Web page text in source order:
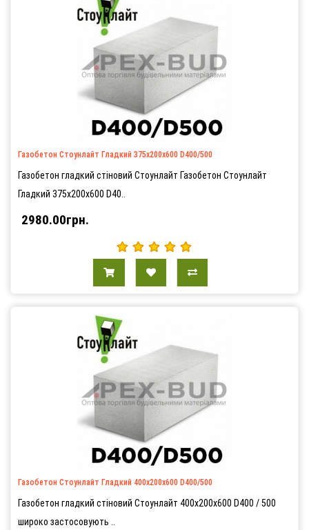
Газобетон Стоунлайт Гладкий 375х200х600 D400/500
Газобетон гладкий стіновий Стоунлайт Газобетон Стоунлайт
Гладкий 375х200х600 D40..
2980.00грн.
Газобетон Стоунлайт Гладкий 400х200х600 D400/500
Газобетон гладкий стіновий Стоунлайт 400х200х600 D400 / 500
широко застосовують ..